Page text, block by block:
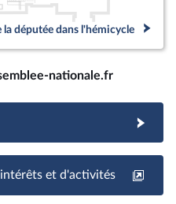
la députée dans l'hémicycle
nationale.fr
et d'activités